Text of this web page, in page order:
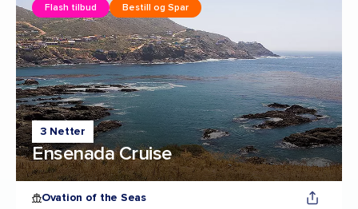
3 Netter
Ensenada Cruise
Flash tilbud Bestill og Spar
Ovation of the Seas